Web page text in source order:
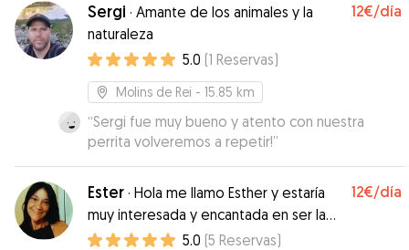
Sergi · Amante de los animales y la
naturaleza
12€/día
5.0 (1 Reservas)
Molins de Rei - 15.85 km
“Sergi fue muy bueno y atento con nuestra
perrita volveremos a repetir!”
Ester · Hola me llamo Esther y estaría
muy interesada y encantada en ser la
cuidadora de tus mascotas
12€/día
5.0 (5 Reservas)